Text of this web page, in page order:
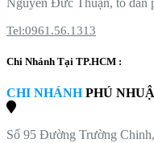
Nguyễn Đức Thuận, tổ dân
Tel:0961.56.1313
Chi Nhánh Tại TP.HCM :
CHI NHÁNHPHÚ
Số 95 Đường Trường